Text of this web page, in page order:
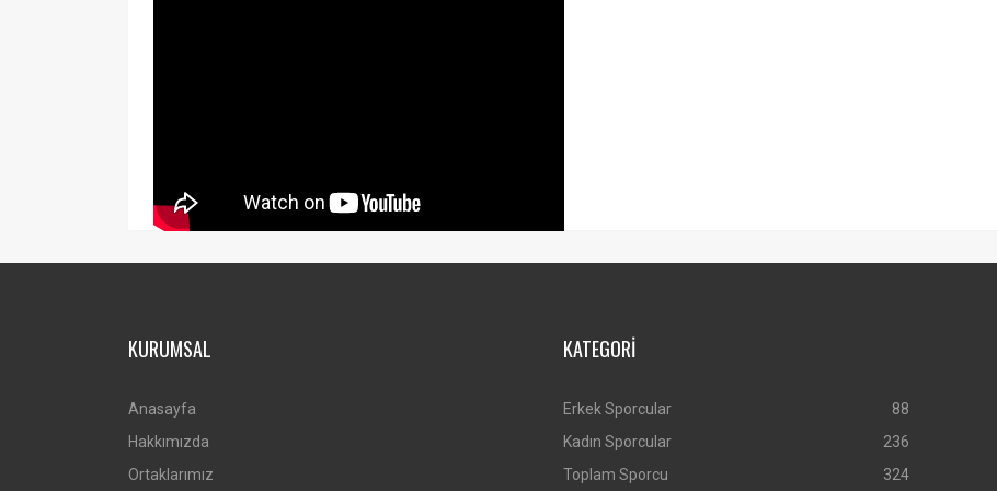
KURUMSAL
Anasayfa
Hakkımızda
Ortaklarımız
KATEGORİ
Erkek Sporcular
88
Kadın Sporcular
236
Toplam Sporcu
324